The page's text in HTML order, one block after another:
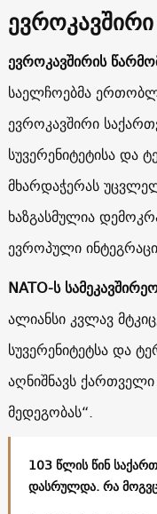
ევროკავშირის
საელჩოებმა
ევროკავშირი
სუვერენიტეტისა
მხარდაჭერას
ხაზგასმულია
ევროპული
NATO-ს
ალიანსი კვლავ
სუვერენიტეტსა და
აღნიშნავს
მედეგობას“.
103 წლის წინ
დასრულდა. რა